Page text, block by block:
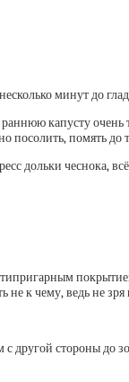
минут до
капусту очень
посолить, помять
дольки чеснока,
не к чему, ведь не зря
другой стороны до